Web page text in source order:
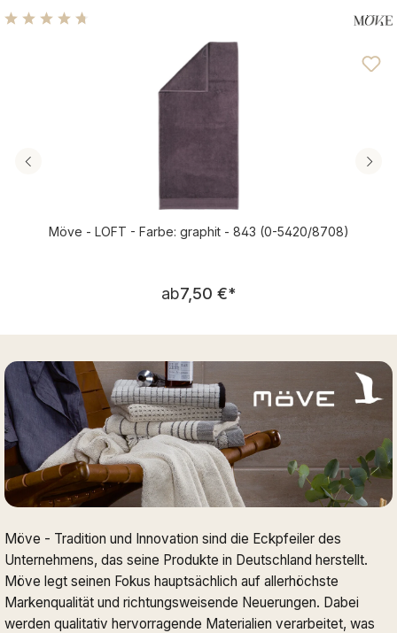
Durchschnittliche Bewertung von 4.63 von 5 Sternen
Möve - LOFT - Farbe: graphit - 843 (0-5420/8708)
Regulärer Preis:
ab7,50 €*
Möve - Tradition und Innovation sind die Eckpfeiler des
Unternehmens, das seine Produkte in Deutschland herstellt.
Möve legt seinen Fokus hauptsächlich auf allerhöchste
Markenqualität und richtungsweisende Neuerungen. Dabei
werden qualitativ hervorragende Materialien verarbeitet, was